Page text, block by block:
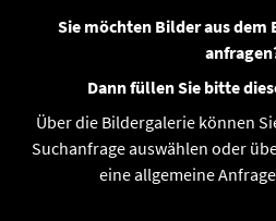
Sie möchten Bilder aus
Dann füllen Sie bitte
Über die Bildergalerie können
Suchanfrage auswählen oder
eine allgemeine